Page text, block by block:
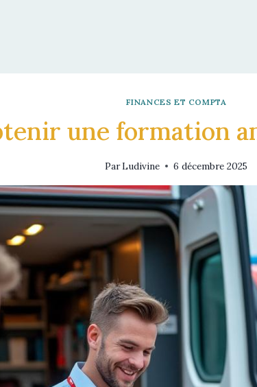
FINANCES ET COMPTA
une formation
ParLudivine 6 décembre 2025